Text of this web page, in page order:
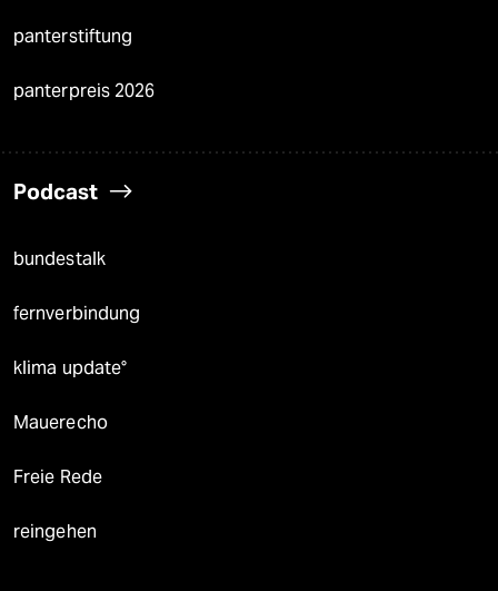
panterstiftung
panterpreis 2026
Podcast
bundestalk
fernverbindung
klima update°
Mauerecho
Freie Rede
reingehen